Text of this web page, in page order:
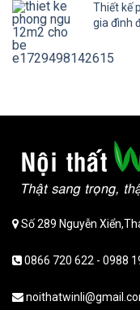
Thiết kế
gia đình
Số 289 Nguyễn
0866 720 622 - 0988